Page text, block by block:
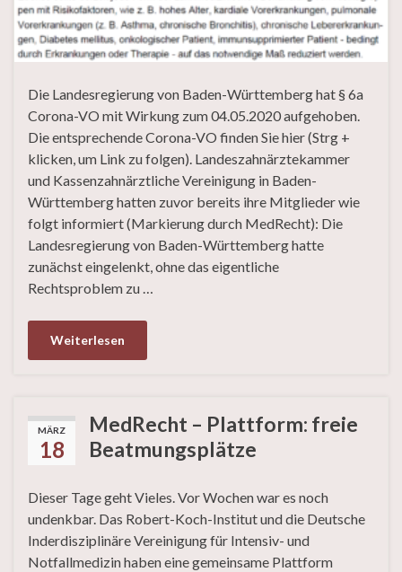
Die Landesregierung von Baden-Württemberg hat § 6a
Corona-VO mit Wirkung zum 04.05.2020 aufgehoben.
Die entsprechende Corona-VO finden Sie hier (Strg +
klicken, um Link zu folgen). Landeszahnärztekammer
und Kassenzahnärztliche Vereinigung in Baden-
Württemberg hatten zuvor bereits ihre Mitglieder wie
folgt informiert (Markierung durch MedRecht): Die
Landesregierung von Baden-Württemberg hatte
zunächst eingelenkt, ohne das eigentliche
Rechtsproblem zu …
Weiterlesen
MÄRZ
18
MedRecht – Plattform: freie
Beatmungsplätze
Dieser Tage geht Vieles. Vor Wochen war es noch
undenkbar. Das Robert-Koch-Institut und die Deutsche
Inderdisziplinäre Vereinigung für Intensiv- und
Notfallmedizin haben eine gemeinsame Plattform